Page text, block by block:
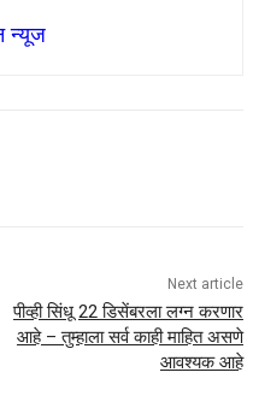
न्यूज
Next article
पीव्ही सिंधू 22 डिसेंबरला लग्न करणार
आहे – तुम्हाला सर्व काही माहित असणे
आवश्यक आहे